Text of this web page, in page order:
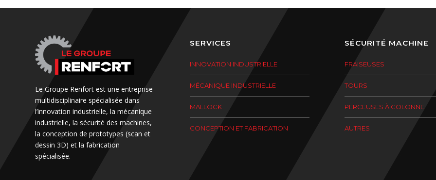
Le Groupe Renfort est une entreprise
multidisciplinaire spécialisée dans
l’innovation industrielle, la mécanique
industrielle, la sécurité des machines,
la conception de prototypes (scan et
dessin 3D) et la fabrication
spécialisée.
SERVICES
INNOVATION INDUSTRIELLE
MÉCANIQUE INDUSTRIELLE
MALLOCK
CONCEPTION ET FABRICATION
SÉCURITÉ MACHINE
FRAISEUSES
TOURS
PERCEUSES À COLONNE
AUTRES